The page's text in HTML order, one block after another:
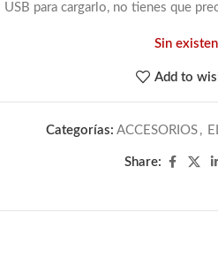
USB para cargarlo, no tienes que
Sin
Add to
Categorías: ACCESORIOS ,
Share: